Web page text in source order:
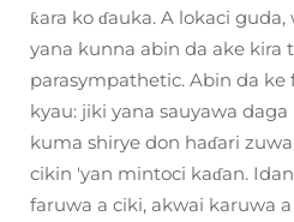
ƙara ko ɗauka. A lokaci
yana kunna abin da ake kira
parasympathetic. Abin da ke
kyau: jiki yana sauyawa
kuma shirye don haɗari
cikin 'yan mintoci kaɗan.
faruwa a ciki, akwai karuwa